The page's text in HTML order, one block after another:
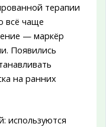
терапии
всё чаще
— маркёр
Появились
на ранних
используются